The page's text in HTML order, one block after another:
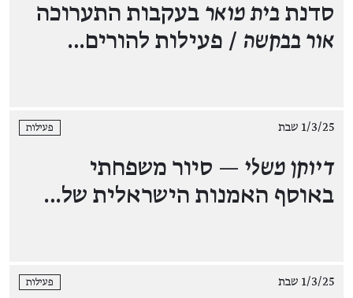
סדנת בית מואר בעקבות התערוכה
אור בבקשה / פעילות להורים…
1/3/25 שבת פעילות
דיוקן משלי — סיור משפחתי
באוסף האמנות הישראלית של…
1/3/25 שבת פעילות